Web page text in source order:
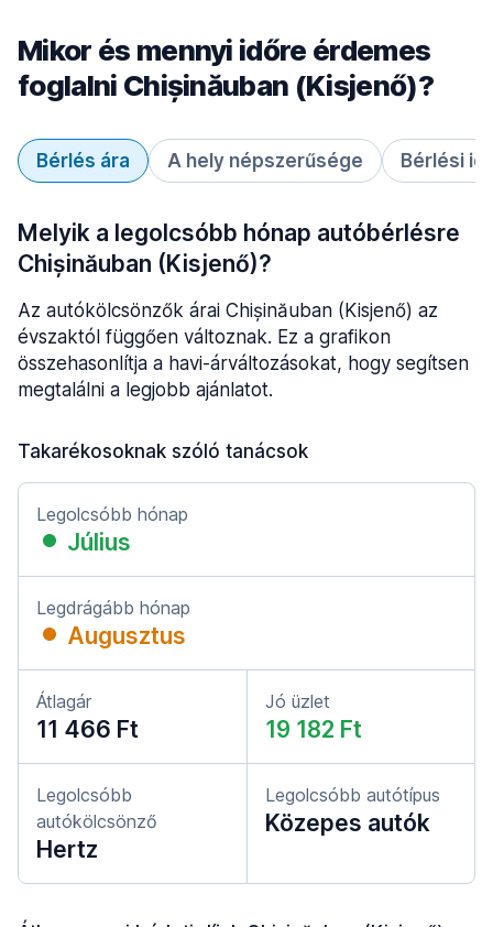
Mikor és mennyi időre érdemes
foglalni Chișinăuban (Kisjenő)?
Bérlés ára A hely népszerűsége Bérlési
Melyik a legolcsóbb hónap autóbérlésre
Chișinăuban (Kisjenő)?
Az autókölcsönzők árai Chișinăuban (Kisjenő) az
évszaktól függően változnak. Ez a grafikon
összehasonlítja a havi-árváltozásokat, hogy segítsen
megtalálni a legjobb ajánlatot.
Takarékosoknak szóló tanácsok
Legolcsóbb hónap
Július
Legdrágább hónap
Augusztus
Átlagár
11 466 Ft
Jó üzlet
19 182 Ft
Legolcsóbb
autókölcsönző
Hertz
Legolcsóbb autótípus
Közepes autók